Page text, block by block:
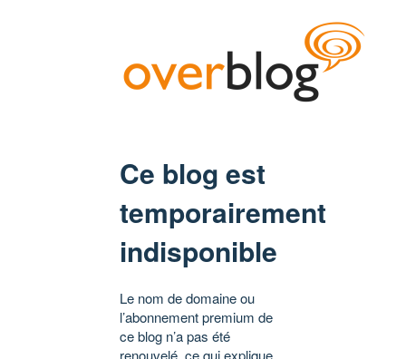
Ce blog est
temporairement
indisponible
Le nom de domaine ou
l’abonnement premium de
ce blog n’a pas été
renouvelé, ce qui explique